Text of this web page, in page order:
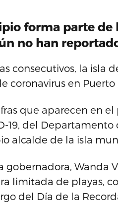
forma parte
no han
consecutivos, la isla
coronavirus en Puerto
que aparecen en
19, del
alcalde de la isla
gobernadora, Wanda
limitada de playas,
del Día de la